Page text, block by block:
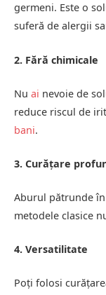
germeni. Este o
suferă de alergii
2. Fără chimicale
Nu ai nevoie de
reduce riscul de
bani.
3. Curățare
Aburul pătrunde
metodele clasice
4. Versatilitate
Poți folosi